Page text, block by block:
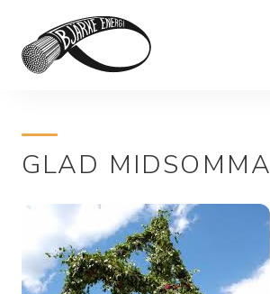
Elhandel
Övrig verksamhet
Om Bjärke Energi
GLAD